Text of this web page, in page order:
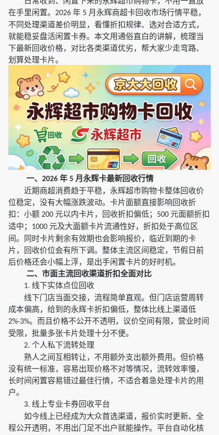
在手里闲置。 2026 年 5 月永辉商超卡回收市场行情平稳，
不同处理渠道差价明显，看懂折扣规律、选对合适方式，
就能稳妥盘活闲置卡券。本文用通俗直白的讲解，梳理当
下最新回收价格，对比各类渠道优劣，帮大家少走弯路、
划算处理卡片。
一、2026年5月永辉卡最新回收行情
近期商超消费趋于平稳，永辉超市购物卡整体回收价
位稳定，没有大幅涨跌波动。卡片面额直接影响回收折
扣：小额 200 元以内卡片，回收折扣偏低； 500 元面额折扣
适中； 1000 元及大面额卡片流通性好，折扣处于高位区
间。同时卡片剩余有效期也会影响报价，临近到期的卡
片，回收价位会有所下调。整体主流区间稳定，节假日前
后价格还会小幅上浮，是出手闲置卡片的好时机。
二、市面主流回收渠道折扣全面对比
1. 线下实体点位回收
线下门店当面交接，流程简单直观。但门店运营周转
成本偏高，给到的永辉卡折扣偏低，整体比线上渠道低
2%-3%。而且价格不公开不透明，议价空间有限，营业时间
受限，批量多张卡片处理十分不便。
2. 个人私下流转处理
熟人之间互相转让，不用额外支出额外费用。但价格
没有统一标准，容易出现价格不对等情况，流转效率慢，
长时间闲置容易错过最佳行情，不适合着急处理卡片的用
户。
3. 线上专业卡券回收平台
如今线上已经成为大众首选渠道，报价实时更新、全
程公开透明，不用出门足不出户就能操作。平台自动化核